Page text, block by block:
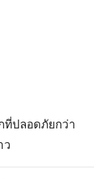
ที่ปลอดภัยกว่า
ว